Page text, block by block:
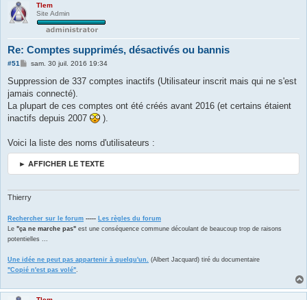
Tlem
Site Admin
Re: Comptes supprimés, désactivés ou bannis
#51
M
s
a
g
e
sam. 30 juil. 2016 19:34
Suppression de 337 comptes inactifs (Utilisateur inscrit mais qui ne s'est
jamais connecté).
La plupart de ces comptes ont été créés avant 2016 (et certains étaient
inactifs depuis 2007
).
Voici la liste des noms d'utilisateurs :
► AFFICHER LE TEXTE
Thierry
Rechercher sur le forum -----
Les règles du forum
Le "ça ne marche pas" est une conséquence commune découlant de beaucoup trop de raisons
potentielles ...
Une idée ne peut pas appartenir à quelqu'un.
(Albert Jacquard) tiré du documentaire
"Copié n'est pas volé"